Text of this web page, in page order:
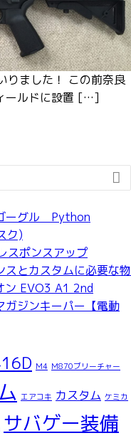
りました！ この前奈良
ールドに設置 […]

ーグル Python
ク)
スポンスアップ
スとカスタムに必要な物
ン EVO3 A1 2nd
ガジンキーパー【電動
M4 M870ブリーチャー
エアコキ カスタム ケミカ
サバゲー装備